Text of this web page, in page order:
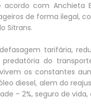
com Anchieta
de forma ilegal,
Sitrans.
tarifária,
do
os constantes
diesel, alem do
– 2%, seguro de